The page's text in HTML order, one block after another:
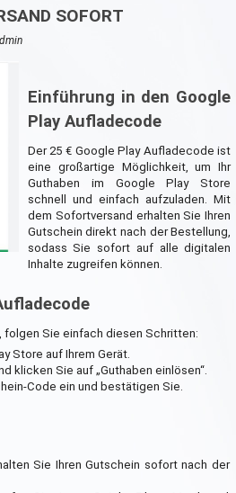
SOFORT
Einführung in den Google
Play Aufladecode
Der 25 € Google Play Aufladecode ist
eine großartige Möglichkeit, um Ihr
Guthaben im Google Play Store
schnell und einfach aufzuladen. Mit
dem Sofortversand erhalten Sie Ihren
Gutschein direkt nach der Bestellung,
sodass Sie sofort auf alle digitalen
Inhalte zugreifen können.
folgen Sie einfach diesen Schritten:
Store auf Ihrem Gerät.
klicken Sie auf „Guthaben einlösen“.
Code ein und bestätigen Sie.
Sie Ihren Gutschein sofort nach der